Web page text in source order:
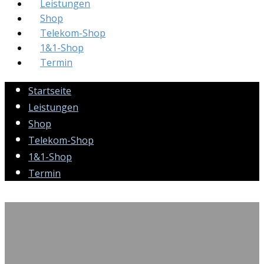
Leistungen
Shop
Telekom-Shop
1&1-Shop
Termin
Startseite
Leistungen
Shop
Telekom-Shop
1&1-Shop
Termin